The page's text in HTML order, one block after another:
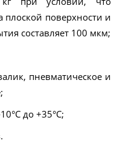
плоской поверхности и
составляет 100 мкм;
пневматическое и
до +35°С;